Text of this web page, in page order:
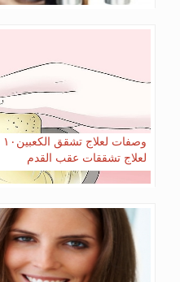
لعلاج تشققات عقب القدم